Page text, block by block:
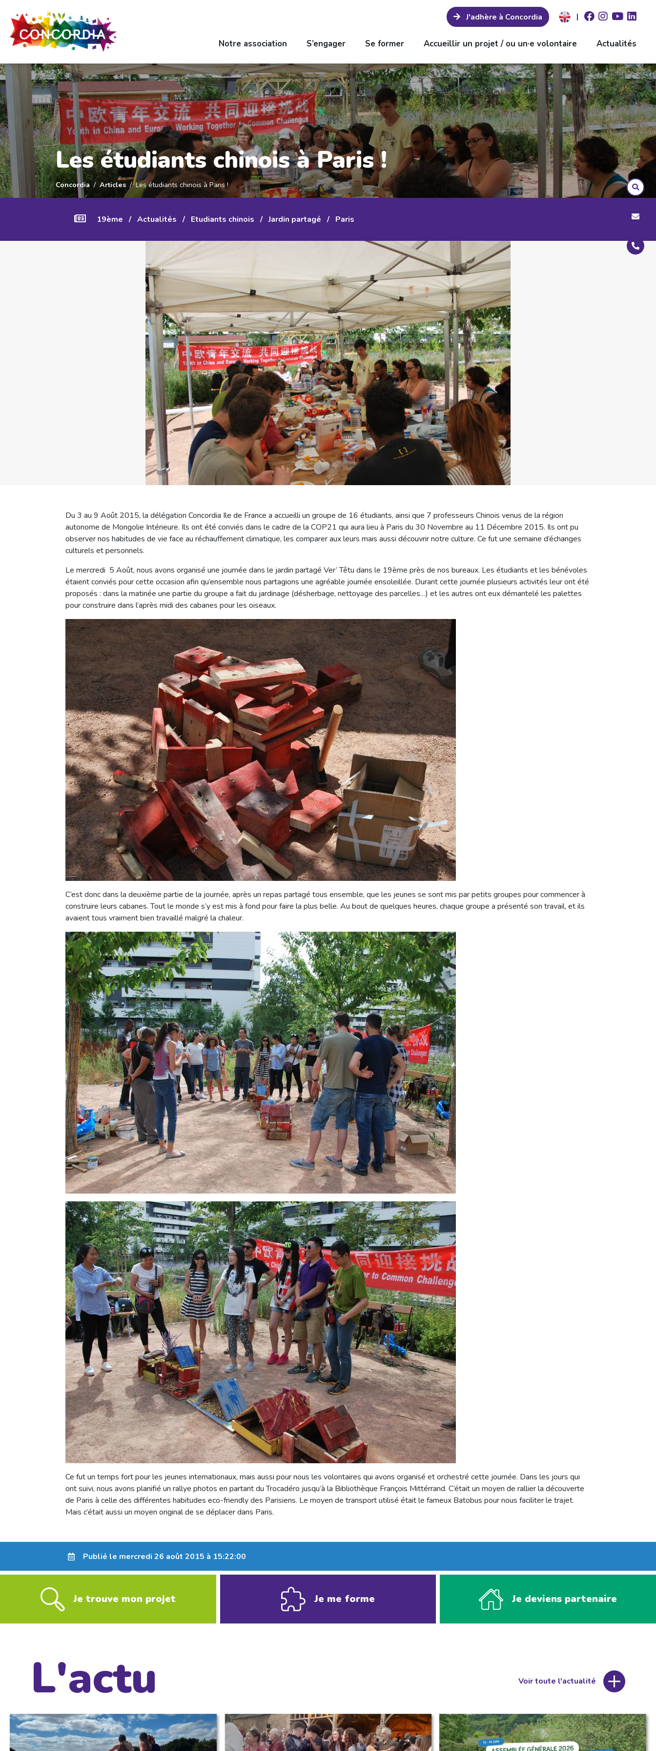
J'adhère à Concordia |
Notre association S’engager Se former Accueillir un projet / ou un·e volontaire Actualités
Les étudiants chinois à Paris !
Concordia Articles Les étudiants chinois à Paris !
19ème / Actualités / Etudiants chinois /Jardin partagé / Paris
Du 3 au 9 Août 2015, la délégation Concordia Ile de France a accueilli un groupe de 16 étudiants, ainsi que 7 professeurs Chinois venus de la région
autonome de Mongolie Intérieure. Ils ont été conviés dans le cadre de la COP21 qui aura lieu à Paris du 30 Novembre au 11 Décembre 2015. Ils ont pu
observer nos habitudes de vie face au réchauffement climatique, les comparer aux leurs mais aussi découvrir notre culture. Ce fut une semaine d’échanges
culturels et personnels.
Le mercredi 5 Août, nous avons organisé une journée dans le jardin partagé Ver’ Têtu dans le 19ème près de nos bureaux. Les étudiants et les bénévoles
étaient conviés pour cette occasion afin qu’ensemble nous partagions une agréable journée ensoleillée. Durant cette journée plusieurs activités leur ont été
proposés : dans la matinée une partie du groupe a fait du jardinage (désherbage, nettoyage des parcelles…) et les autres ont eux démantelé les palettes
pour construire dans l’après midi des cabanes pour les oiseaux.
C’est donc dans la deuxième partie de la journée, après un repas partagé tous ensemble, que les jeunes se sont mis par petits groupes pour commencer à
construire leurs cabanes. Tout le monde s’y est mis à fond pour faire la plus belle. Au bout de quelques heures, chaque groupe a présenté son travail, et ils
avaient tous vraiment bien travaillé malgré la chaleur.
Ce fut un temps fort pour les jeunes internationaux, mais aussi pour nous les volontaires qui avons organisé et orchestré cette journée. Dans les jours qui
ont suivi, nous avons planifié un rallye photos en partant du Trocadéro jusqu’à la Bibliothèque François Mittérrand. C’était un moyen de rallier la découverte
de Paris à celle des différentes habitudes eco-friendly des Parisiens. Le moyen de transport utilisé était le fameux Batobus pour nous faciliter le trajet.
Mais c’était aussi un moyen original de se déplacer dans Paris.
Publié le mercredi 26 août 2015 à 15:22:00
Je trouve mon projet Je me forme Je deviens partenaire
L'actu Voir toute l'actualité